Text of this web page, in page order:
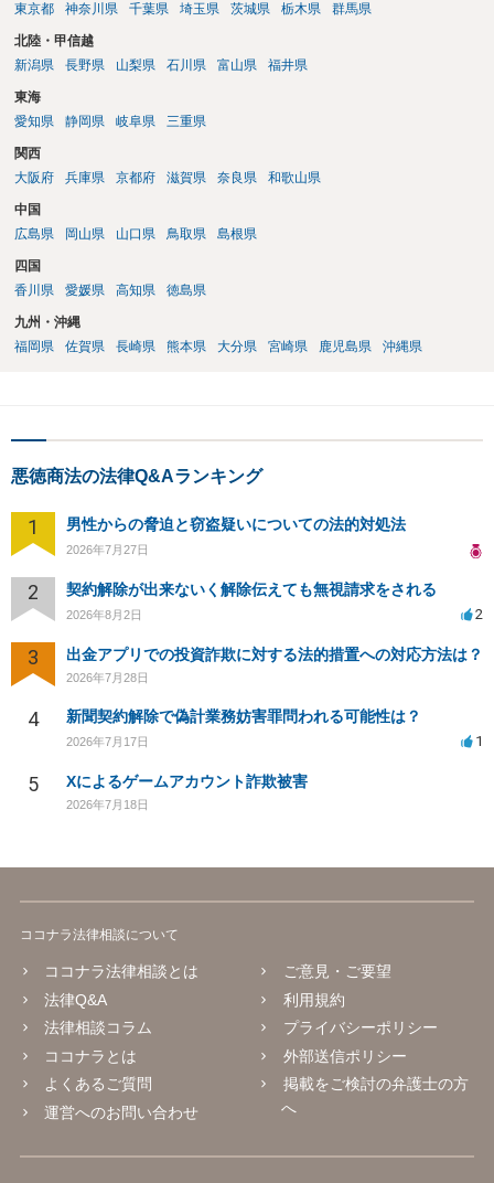
東京都
神奈川県 千葉県 埼玉県 茨城県 栃木県 群馬県
北陸・甲信越
新潟県
長野県 山梨県 石川県 富山県 福井県
東海
愛知県
静岡県 岐阜県 三重県
関西
大阪府
兵庫県 京都府 滋賀県 奈良県 和歌山県
中国
広島県
岡山県 山口県 鳥取県 島根県
四国
香川県
愛媛県 高知県 徳島県
九州・沖縄
福岡県
佐賀県 長崎県 熊本県 大分県 宮崎県 鹿児島県 沖縄県
悪徳商法の法律Q&Aランキング
1 男性からの脅迫と窃盗疑いについての法的対処法
2026年7月27日
2 契約解除が出来ないく解除伝えても無視請求をされる
2026年8月2日 2
3 出金アプリでの投資詐欺に対する法的措置への対応方法は？
2026年7月28日
4 新聞契約解除で偽計業務妨害罪問われる可能性は？
2026年7月17日 1
5 Xによるゲームアカウント詐欺被害
2026年7月18日
ココナラ法律相談について
ココナラ法律相談とは
法律Q&A
法律相談コラム
ココナラとは
よくあるご質問
運営へのお問い合わせ
ご意見・ご要望
利用規約
プライバシーポリシー
外部送信ポリシー
掲載をご検討の弁護士の方
へ